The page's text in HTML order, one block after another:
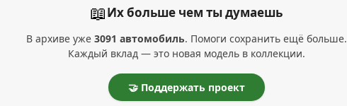
📖Их больше чем ты думаешь
В архиве уже 3091 автомобиль. Помоги сохранить ещё больше.
Каждый вклад — это новая модель в коллекции.
🤝 Поддержать проект